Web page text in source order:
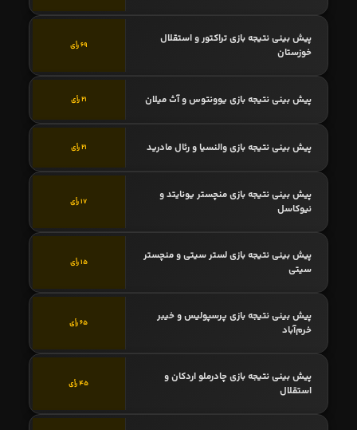
پیش بینی نتیجه بازی تراکتور و استقلال
خوزستان
69 رأی
پیش بینی نتیجه بازی یوونتوس و آث میلان 21 رأی
پیش بینی نتیجه بازی والنسیا و رئال مادرید 21 رأی
پیش بینی نتیجه بازی منچستر یونایتد و
نیوکاسل
17 رأی
پیش بینی نتیجه بازی لستر سیتی و منچستر
سیتی
15 رأی
پیش بینی نتیجه بازی پرسپولیس و خیبر
خرم‌آباد
65 رأی
پیش بینی نتیجه بازی چادرملو اردکان و
استقلال
45 رأی